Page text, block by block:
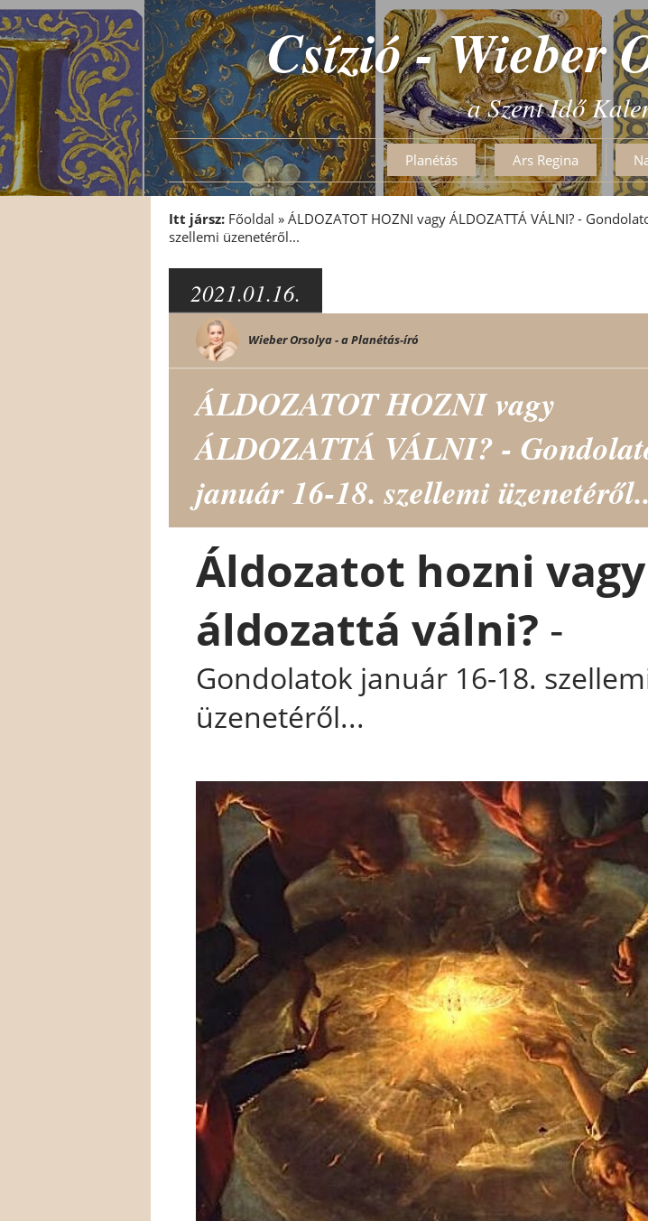
Csízió - Wieber
a Szent Idő
Planétás Ars Regina
Itt jársz: Főoldal » ÁLDOZATOT HOZNI vagy ÁLDOZATTÁ VÁLNI? -
szellemi üzenetéről...
2021.01.16.
Wieber Orsolya - a Planétás-író
ÁLDOZATOT HOZNI vagy
ÁLDOZATTÁ VÁLNI? -
január 16-18. szellemi
Áldozatot hozni vagy
áldozattá válni? -
Gondolatok január 16-18.
üzenetéről...